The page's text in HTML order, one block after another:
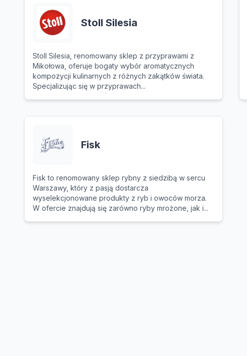
Stoll Silesia
Stoll Silesia, renomowany sklep z przyprawami z
Mikołowa, oferuje bogaty wybór aromatycznych
kompozycji kulinarnych z różnych zakątków świata.
Specjalizując się w przyprawach...
Fisk
Fisk to renomowany sklep rybny z siedzibą w sercu
Warszawy, który z pasją dostarcza
wyselekcjonowane produkty z ryb i owoców morza.
W ofercie znajdują się zarówno ryby mrożone, jak i...